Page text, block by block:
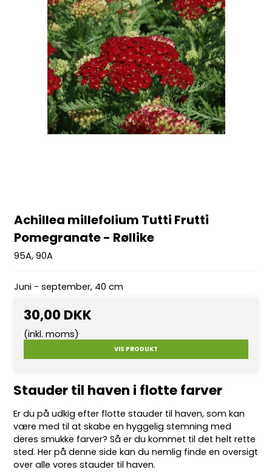
Achillea millefolium Tutti Frutti
Pomegranate - Røllike
95A, 90A
Juni - september, 40 cm
30,00 DKK
(inkl. moms)
VIS PRODUKT
Stauder til haven i flotte farver
Er du på udkig efter flottestauder til haven, som kan
være med til at skabe en hyggelig stemning med
deres smukke farver? Så er du kommet til det helt rette
sted. Her på denne side kan du nemlig finde en oversigt
over alle vores stauder til haven.